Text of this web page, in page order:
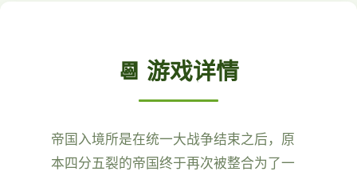
📆 游戏详情
帝国入境所是在统一大战争结束之后，原
本四分五裂的帝国终于再次被整合为了一